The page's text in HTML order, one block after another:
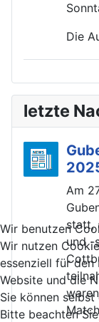
Die
letzte
Am
statt,
und -
Wir benutzen
Wir nutzen
essenziell für den
Website und die
Sie können
Bitte beachten